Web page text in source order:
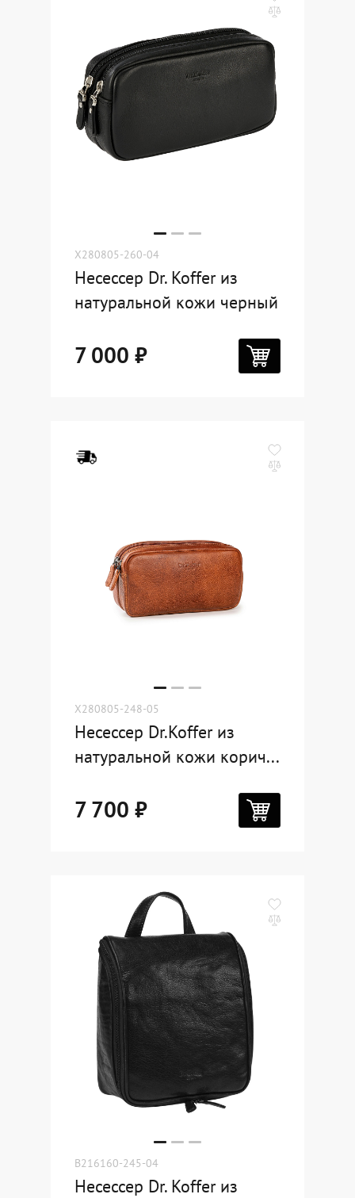
X280805-260-04
Несессер Dr. Koffer из
натуральной кожи черный
7 000 ₽
X280805-248-05
Несессер Dr.Koffer из
натуральной кожи корич...
7 700 ₽
B216160-245-04
Несессер Dr. Koffer из